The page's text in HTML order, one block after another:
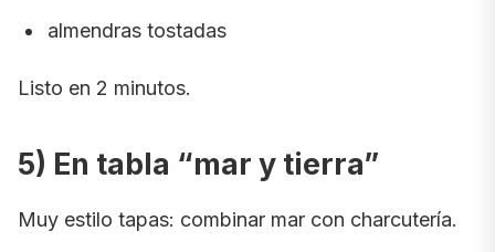
almendras tostadas
Listo en 2 minutos.
5) En tabla “mar y tierra”
Muy estilo tapas: combinar mar con charcutería.